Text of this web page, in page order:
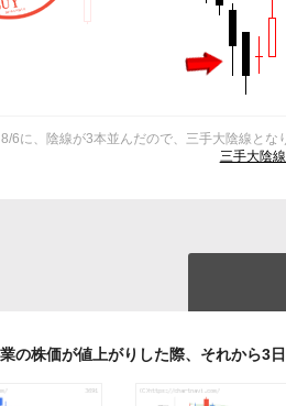
6に、陰線が3本並んだので、三手大陰線とな
三手大陰
の株価が値上がりした際、それから3